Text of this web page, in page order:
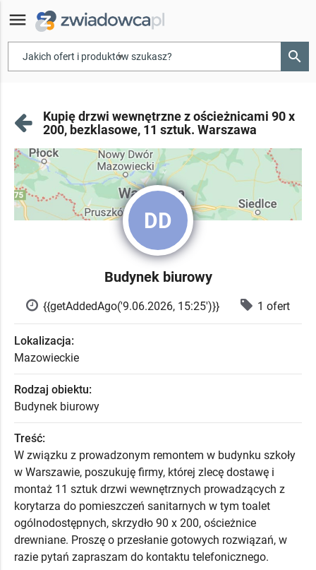
menu
▾ search
Kupię drzwi wewnętrzne z ościeżnicami 90 x
200, bezklasowe, 11 sztuk. Warszawa
DD
Budynek biurowy
{{getAddedAgo('9.06.2026, 15:25')}} 1 ofert
Lokalizacja:
Mazowieckie
Rodzaj obiektu:
Budynek biurowy
Treść:
W związku z prowadzonym remontem w budynku szkoły
w Warszawie, poszukuję firmy, której zlecę dostawę i
montaż 11 sztuk drzwi wewnętrznych prowadzących z
korytarza do pomieszczeń sanitarnych w tym toalet
ogólnodostępnych, skrzydło 90 x 200, ościeżnice
drewniane. Proszę o przesłanie gotowych rozwiązań, w
razie pytań zapraszam do kontaktu telefonicznego.